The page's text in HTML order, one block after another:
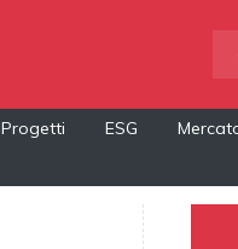
Progetti ESG